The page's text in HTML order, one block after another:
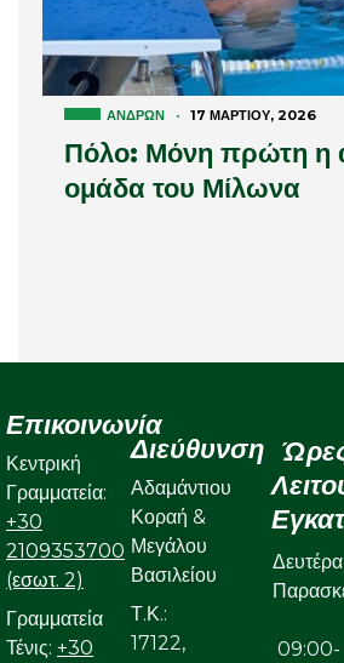
ΑΝΔΡΏΝ · 17 ΜΑΡΤΊΟΥ, 2026
Πόλο: Μόνη πρώτη η
ομάδα του Μίλωνα
Επικοινωνία
Κεντρική
Γραμματεία:
+30
2109353700
(εσωτ. 2)
Γραμματεία
Τένις: +30
Διεύθυνση
Αδαμάντιου
Κοραή &
Μεγάλου
Βασιλείου
Τ.Κ.:
17122,
09:00-